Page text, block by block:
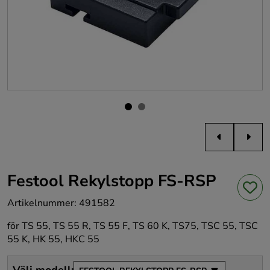
Festool Rekylstopp FS-RSP
Artikelnummer: 491582
för TS 55, TS 55 R, TS 55 F, TS 60 K, TS75, TSC 55, TSC
55 K, HK 55, HKC 55